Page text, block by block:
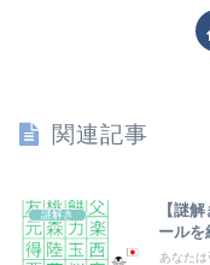
関連記事
謎解き
【謎
ールを
あなた